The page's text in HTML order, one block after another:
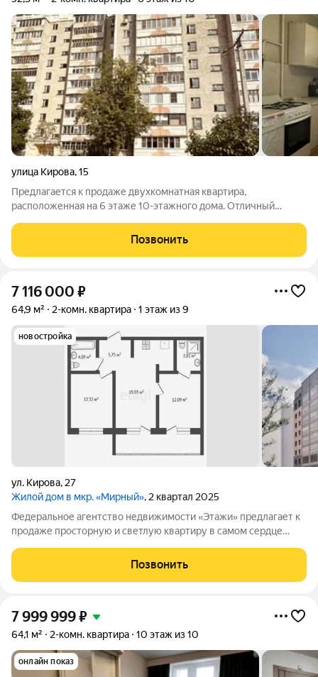
улица Кирова,15
Предлагается к продаже двухкомнатная квартира,
расположенная на 6 этаже 10-этажного дома. Отличный
создать уютное жилье для своей семьи. Характеристики: 2-
Позвонить
7 116 000 ₽
64,9 м² 2-комн. квартира 1 этаж из 9
новостройка
ул. Кирова, 27
Жилой дом в мкр. «Мирный», 2 квартал 2025
Федеральное агентство недвижимости «Этажи» предлагает к
продаже просторную и светлую квартиру в самом сердце
BOЗМOЖНOCТЬ KУПИTЬ KВAРТИPУ C РЕMОHТОM. Квapтиру
мoжнo приобрести пo СЕМЕЙНОЙ ИПОТЕКЕ (от 5,9
Позвонить
7 999 999₽
64,1 м² 2-комн. квартира 10 этаж из 10
онлайн показ